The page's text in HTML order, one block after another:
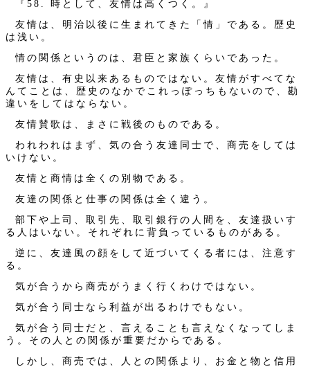
『58. 時として、友情は高くつく。』
友情は、明治以後に生まれてきた「情」である。歴史
は浅い。
情の関係というのは、君臣と家族くらいであった。
友情は、有史以来あるものではない。友情がすべてな
んてことは、歴史のなかでこれっぽっちもないので、勘
違いをしてはならない。
友情賛歌は、まさに戦後のものである。
われわれはまず、気の合う友達同士で、商売をしては
いけない。
友情と商情は全くの別物である。
友達の関係と仕事の関係は全く違う。
部下や上司、取引先、取引銀行の人間を、友達扱いす
る人はいない。それぞれに背負っているものがある。
逆に、友達風の顔をして近づいてくる者には、注意す
る。
気が合うから商売がうまく行くわけではない。
気が合う同士なら利益が出るわけでもない。
気が合う同士だと、言えることも言えなくなってしま
う。その人との関係が重要だからである。
しかし、商売では、人との関係より、お金と物と信用